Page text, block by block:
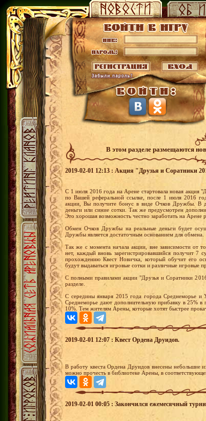
В этом разделе размещаются
2019-02-01 12:13 : Акция "Друзья и Соратники
С 1 июля 2016 года на Арене стартовала новая акция
по Вашей реферальной ссылке, после 1 июля 2016
акции, Вы получите бонус в виде Очков Дружбы. В
деньги или синие сотки. Так же предусмотрен
Это хорошая возможность честно заработать на Арене
Обмен Очков Дружбы на реальные деньги будет
Дружбы является достаточным основанием для обмена.
Так же с момента начала акции, вне зависимости от
нет, каждый вновь зарегистрировавшийся получит 7
прохождению Квест Новичка, который обучит его
будут выдаваться игровые сотки и различные игровые
С полными правилами акции "Друзья и Соратники
разделе.
С середины января 2015 года города Среднеморье и
Среднеморье дают дополнительную прибавку в 25%
10%. Тем жителям Арены, которые хотят быстрее
2019-02-01 12:07 : Квест Ордена Друидов.
В работу квеста Ордена Друидов внесены небольшие
можно прочесть в библиотеке Арены, в
2019-02-01 00:05 : Закончился ежемесячный